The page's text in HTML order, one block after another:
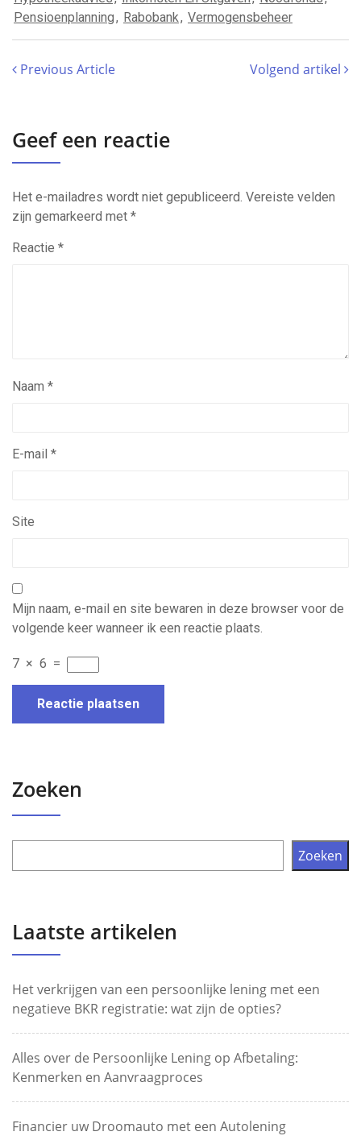
Pensioenplanning, Rabobank, Vermogensbeheer
Previous Article Volgend artikel
Geef een reactie
Het e-mailadres wordt niet gepubliceerd. Vereiste velden
zijn gemarkeerd met *
Reactie *
Naam *
E-mail *
Site
Mijn naam, e-mail en site bewaren in deze browser voor de
volgende keer wanneer ik een reactie plaats.
7 × 6 =
Zoeken
Zoeken
Laatste artikelen
Het verkrijgen van een persoonlijke lening met een
negatieve BKR registratie: wat zijn de opties?
Alles over de Persoonlijke Lening op Afbetaling:
Kenmerken en Aanvraagproces
Financier uw Droomauto met een Autolening